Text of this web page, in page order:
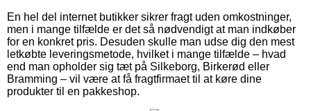
En hel del internet butikker sikrer fragt uden omkostninger,
men i mange tilfælde er det så nødvendigt at man indkøber
for en konkret pris. Desuden skulle man udse dig den mest
letkøbte leveringsmetode, hvilket i mange tilfælde – hvad
end man opholder sig tæt på Silkeborg, Birkerød eller
Bramming – vil være at få fragtfirmaet til at køre dine
produkter til en pakkeshop.